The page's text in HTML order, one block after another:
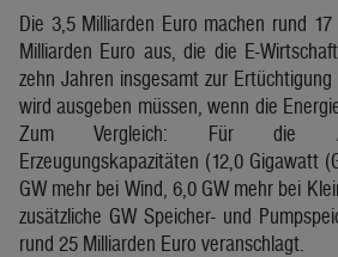
Die 3,5 Milliarden Euro machen rund
Milliarden Euro aus, die die E-
zehn Jahren insgesamt zur
wird ausgeben müssen, wenn die
Zum Vergleich: Für die
Erzeugungskapazitäten (12,0 Gigawatt
GW mehr bei Wind, 6,0 GW mehr bei
zusätzliche GW Speicher- und
rund 25 Milliarden Euro veranschlagt.